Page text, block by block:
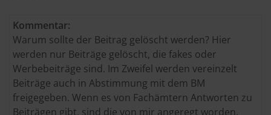
Kommentar:
Warum sollte der Beitrag gelöscht werden? Hier
werden nur Beiträge gelöscht, die fakes oder
Werbebeiträge sind. Im Zweifel werden vereinzelt
Beiträge auch in Abstimmung mit dem BM
freigegeben. Wenn es von Fachämtern Antworten zu
Beiträgen gibt, sind die von mir angeregt worden.